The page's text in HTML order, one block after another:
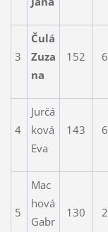
3
Čulá
Zuza
na
152
4
Jurčá
ková
Eva
143
5
Mac
hová
Gabr
130